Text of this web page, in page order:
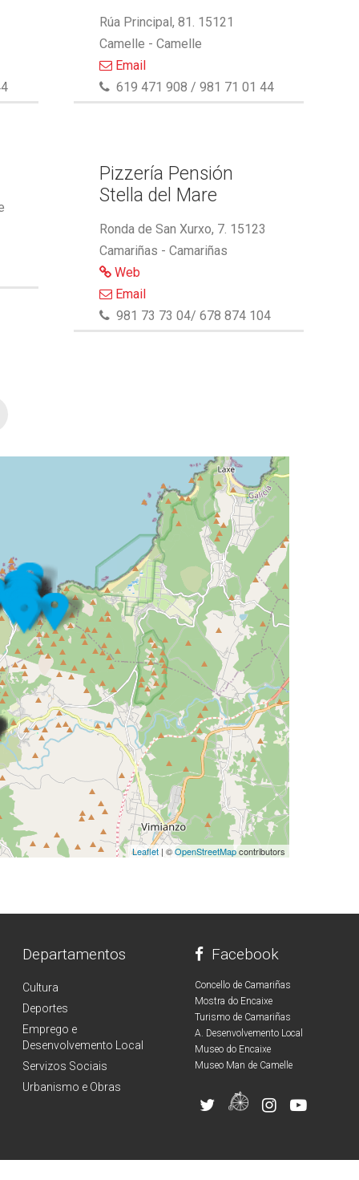
Rúa Principal, 81. 15121
Camelle - Camelle
Email
619 471 908 / 981 71 01 44
Pizzería Pensión
Stella del Mare
Ronda de San Xurxo, 7. 15123
Camariñas - Camariñas
Web
Email
981 73 73 04/ 678 874 104
Leaflet | ©OpenStreetMapcontributors
Departamentos
Cultura
Deportes
Emprego e
Desenvolvemento Local
Servizos Sociais
Urbanismo e Obras
Facebook
Concello de Camariñas
Mostra do Encaixe
Turismo de Camariñas
A. Desenvolvemento Local
Museo do Encaixe
Museo Man de Camelle